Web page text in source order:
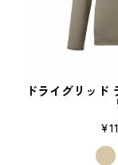
ドライグリッド